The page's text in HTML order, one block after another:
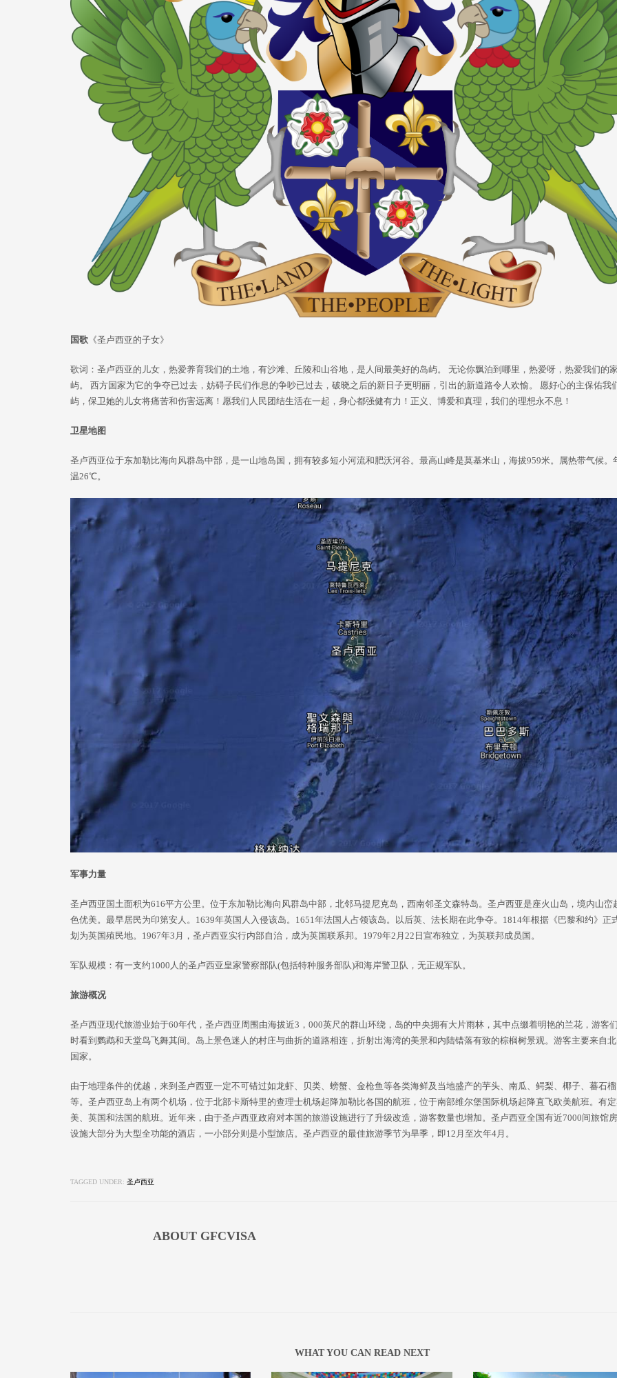
国歌 《圣卢西亚的子女》
歌词：圣卢西亚的儿女，热爱养育我们的土地，有沙滩、丘陵和山谷地，是人间最美好的岛屿。 无论你飘泊到哪里，热爱呀，热爱我们的
屿。 西方国家为它的争夺已过去，妨碍子民们作息的争吵已过去，破晓之后的新日子更明丽，引出的新道路令人欢愉。 愿好心的主保佑我
屿，保卫她的儿女将痛苦和伤害远离！愿我们人民团结生活在一起，身心都强健有力！正义、博爱和真理，我们的理想永不息！
卫星地图
圣卢西亚位于东加勒比海向风群岛中部，是一山地岛国，拥有较多短小河流和肥沃河谷。最高山峰是莫基米山，海拔959米。属热带气候。
温26℃。
军事力量
圣卢西亚国土面积为616平方公里。位于东加勒比海向风群岛中部，北邻马提尼克岛，西南邻圣文森特岛。圣卢西亚是座火山岛，境内山峦
色优美。最早居民为印第安人。1639年英国人入侵该岛。1651年法国人占领该岛。以后英、法长期在此争夺。1814年根据《巴黎和约》正
划为英国殖民地。1967年3月，圣卢西亚实行内部自治，成为英国联系邦。1979年2月22日宣布独立，为英联邦成员国。
军队规模：有一支约1000人的圣卢西亚皇家警察部队(包括特种服务部队)和海岸警卫队，无正规军队。
旅游概况
圣卢西亚现代旅游业始于60年代，圣卢西亚周围由海拔近3，000英尺的群山环绕，岛的中央拥有大片雨林，其中点缀着明艳的兰花，游客
时看到鹦鹉和天堂鸟飞舞其间。岛上景色迷人的村庄与曲折的道路相连，折射出海湾的美景和内陆错落有致的棕榈树景观。游客主要来自
国家。
由于地理条件的优越，来到圣卢西亚一定不可错过如龙虾、贝类、螃蟹、金枪鱼等各类海鲜及当地盛产的芋头、南瓜、鳄梨、椰子、蕃石
等。圣卢西亚岛上有两个机场，位于北部卡斯特里的查理士机场起降加勒比各国的航班，位于南部维尔堡国际机场起降直飞欧美航班。有
美、英国和法国的航班。近年来，由于圣卢西亚政府对本国的旅游设施进行了升级改造，游客数量也增加。圣卢西亚全国有近7000间旅馆
设施大部分为大型全功能的酒店，一小部分则是小型旅店。圣卢西亚的最佳旅游季节为旱季，即12月至次年4月。
TAGGED UNDER: 圣卢西亚
ABOUT GFCVISA
WHAT YOU CAN READ NEXT